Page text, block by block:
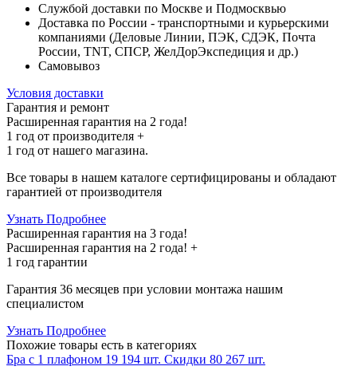
Службой доставки по Москве и Подмосквью
Доставка по России - транспортными и курьерскими
компаниями (Деловые Линии, ПЭК, СДЭК, Почта
России, TNT, СПСР, ЖелДорЭкспедиция и др.)
Самовывоз
Условия доставки
Гарантия и ремонт
Расширенная гарантия на 2 года!
1 год от производителя +
1 год от нашего магазина.
Все товары в нашем каталоге сертифицированы и обладают
гарантией от производителя
Узнать Подробнее
Расширенная гарантия на 3 года!
Расширенная гарантия на 2 года! +
1 год гарантии
Гарантия 36 месяцев при условии монтажа нашим
специалистом
Узнать Подробнее
Похожие товары есть в категориях
Бра с 1 плафоном 19 194 шт. Скидки 80 267 шт.